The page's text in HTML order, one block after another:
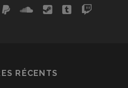
paypalsoundcloud
steamtumblrtwitch
RÉCENTS